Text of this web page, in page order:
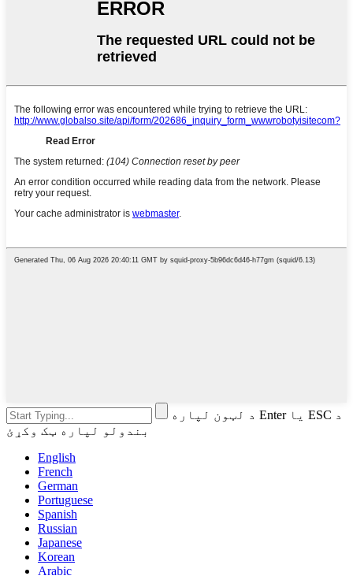
د لټون لپاره Enter یا ESC د
بندولو لپاره ټک وکړئ
English
French
German
Portuguese
Spanish
Russian
Japanese
Korean
Arabic